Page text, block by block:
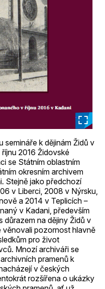
semináře k dějinám Židů v
2016 Židovské
se Státním oblastním
okresním archivem
Stejně jako předchozí
v Liberci, 2008 v Nýrsku,
a 2014 v Teplicích –
v Kadani, především
důrazem na dějiny Židů v
věnovali pozornost hlavně
pro život
Mnozí archiváři se
pramenů k
v českých
rozšířena o ukázky